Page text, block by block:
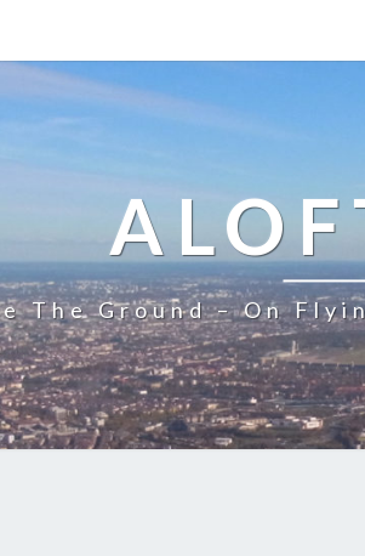
The Ground – On